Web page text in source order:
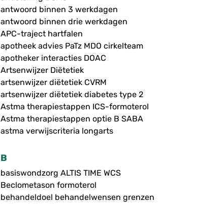
antwoord binnen 3 werkdagen
antwoord binnen drie werkdagen
APC-traject hartfalen
apotheek advies PaTz MDO cirkelteam
apotheker interacties DOAC
Artsenwijzer Diëtetiek
artsenwijzer diëtetiek CVRM
artsenwijzer diëtetiek diabetes type 2
Astma therapiestappen ICS-formoterol
Astma therapiestappen optie B SABA
astma verwijscriteria longarts
B
basiswondzorg ALTIS TIME WCS
Beclometason formoterol
behandeldoel behandelwensen grenzen